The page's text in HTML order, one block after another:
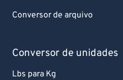
Conversor de arquivo
Conversor de unidades
Lbs para Kg